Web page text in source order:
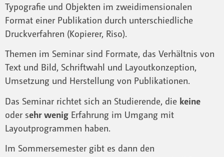
Typografie und Objekten im zweidimensionalen
Format einer Publikation durch unterschiedliche
Druckverfahren (Kopierer, Riso).
Themen im Seminar sind Formate, das Verhältnis von
Text und Bild, Schriftwahl und Layoutkonzeption,
Umsetzung und Herstellung von Publikationen.
Das Seminar richtet sich an Studierende, die keine
oder sehr wenig Erfahrung im Umgang mit
Layoutprogrammen haben.
Im Sommersemester gibt es dann den